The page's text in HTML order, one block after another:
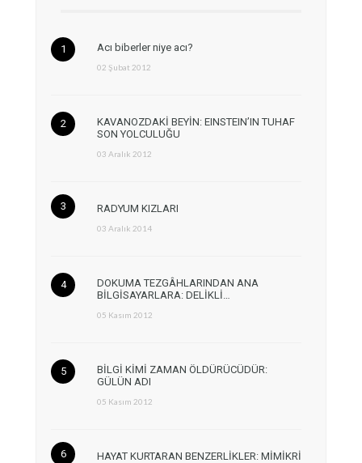
Acı biberler niye acı?
02 Şubat 2012
KAVANOZDAKİ BEYİN: EINSTEIN’IN TUHAF
SON YOLCULUĞU
03 Aralık 2012
RADYUM KIZLARI
03 Aralık 2014
DOKUMA TEZGÂHLARINDAN ANA
BİLGİSAYARLARA: DELİKLİ…
05 Kasım 2012
BİLGİ KİMİ ZAMAN ÖLDÜRÜCÜDÜR:
GÜLÜN ADI
05 Kasım 2012
HAYAT KURTARAN BENZERLİKLER: MİMİKRİ